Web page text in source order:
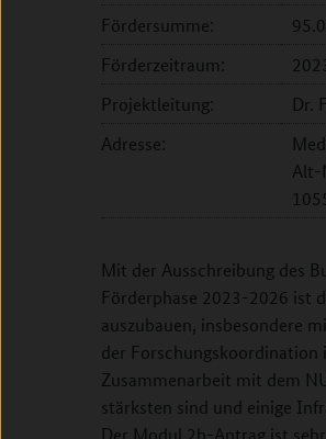
Fördersumme:
Förderzeitraum:
Projektleitung:
Dr.
Adresse:
Alt-
Mit der Ausschreibung des
Förderphase 2023-2026 ist
auszubauen, insbesondere
der Forschungskoordination
Zusammenarbeit mit dem
stärksten sind und einige
Der Modul 2b-Antrag ist